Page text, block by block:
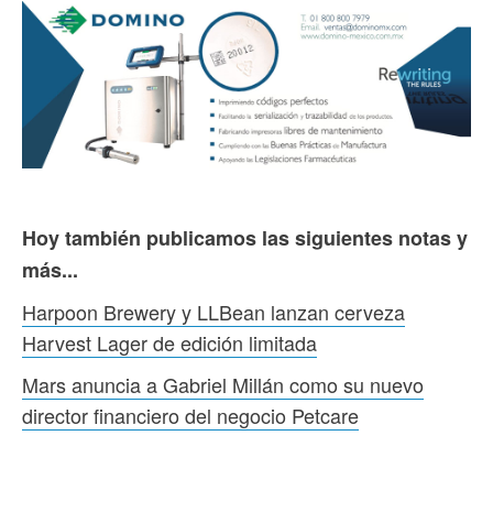
Hoy también publicamos las siguientes notas y
más...
Harpoon Brewery y LLBean lanzan cerveza
Harvest Lager de edición limitada
Mars anuncia a Gabriel Millán como su nuevo
director financiero del negocio Petcare